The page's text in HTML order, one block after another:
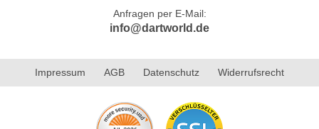
Anfragen per E-Mail:
info@dartworld.de
Impressum AGB Datenschutz Widerrufsrecht